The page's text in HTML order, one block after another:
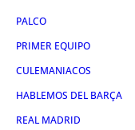
PALCO
PRIMER EQUIPO
CULEMANIACOS
HABLEMOS DEL BARÇA
REAL MADRID